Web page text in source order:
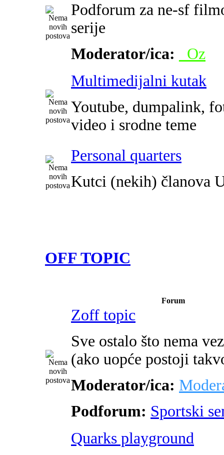
Podforum za ne-sf
serije
Moderator/ica:
_Oz
Multimedijalni kutak
Youtube, dumpalink,
video i srodne teme
Personal quarters
Kutci (nekih) članova
OFF TOPIC
Forum
Zoff topic
Sve ostalo što nema
(ako uopće postoji
Moderator/ica:
Podforum: Sportski
Quarks playground